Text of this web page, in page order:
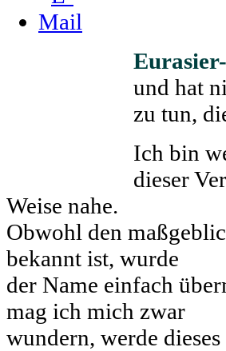
und hat
zu tun,
Ich bin
dieser
Weise nahe.
Obwohl den
bekannt ist, wurde
der Name einfach
mag ich mich zwar
wundern, werde